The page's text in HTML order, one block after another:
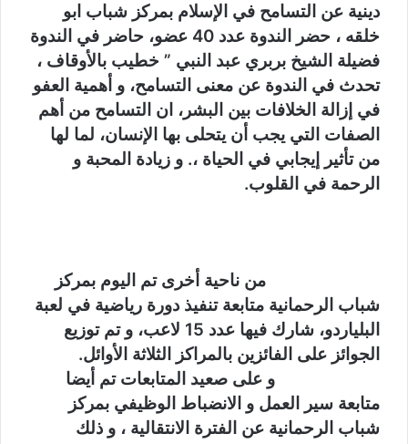
دينية عن التسامح في الإسلام بمركز شباب ابو
خلقه ، حضر الندوة عدد 40 عضو، حاضر في الندوة
فضيلة الشيخ بربري عبد النبي ” خطيب بالأوقاف ،
تحدث في الندوة عن معنى التسامح، و أهمية العفو
في إزالة الخلافات بين البشر، ان التسامح من أهم
الصفات التي يجب أن يتحلى بها الإنسان، لما لها
من تأثير إيجابي في الحياة ،. و زيادة المحبة و
الرحمة في القلوب.
من ناحية أخرى تم اليوم بمركز
شباب الرحمانية متابعة تنفيذ دورة رياضية في لعبة
البلياردو، شارك فيها عدد 15 لاعب، و تم توزيع
الجوائز على الفائزين بالمراكز الثلاثة الأوائل.
و على صعيد المتابعات تم أيضا
متابعة سير العمل و الانضباط الوظيفي بمركز
شباب الرحمانية عن الفترة الانتقالية ، و ذلك